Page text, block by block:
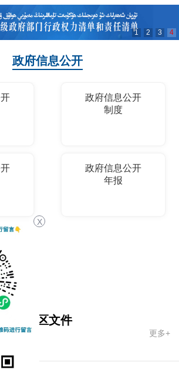
1 2 3 4
政府信息公开
政府信息公开
制度
政府信息公开
年报
自治区文件
更多+
X